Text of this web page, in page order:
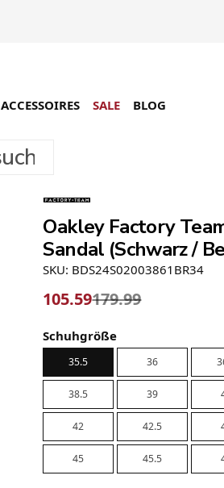
ACCESSOIRES SALE BLOG
Oakley Factory
Sandal (Schwarz /
SKU: BDS24S02003861BR34
105.59179.99
Schuhgröße
35.5 36
38.5 39
42 42.5
45 45.5